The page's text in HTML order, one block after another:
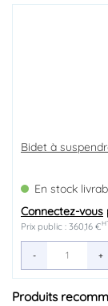
Bidet à
En stock
Connectez-vous
Prix public : 360,16 €
- +
Produits